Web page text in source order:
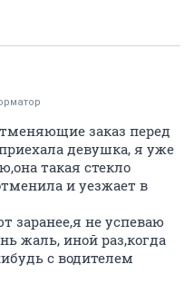
заказ перед
девушка, я уже
такая стекло
и уезжает в
не успеваю
жаль, иной раз,когда
с водителем